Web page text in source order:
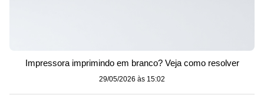
Impressora imprimindo em branco? Veja como resolver
29/05/2026 às 15:02